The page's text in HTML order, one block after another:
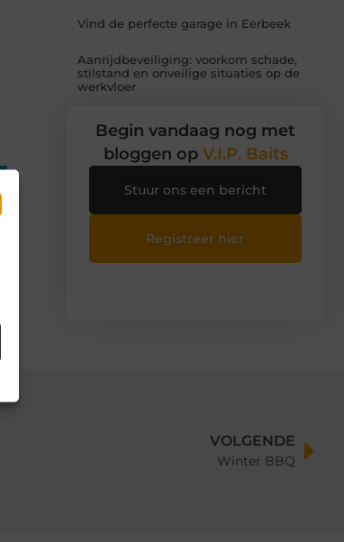
Vind de perfecte garage in Eerbeek
Aanrijdbeveiliging: voorkom schade,
stilstand en onveilige situaties op de
werkvloer
Begin vandaag nog met
bloggen op V.I.P. Baits
Stuur ons een bericht
Registreer hier
VOLGENDE
Winter BBQ